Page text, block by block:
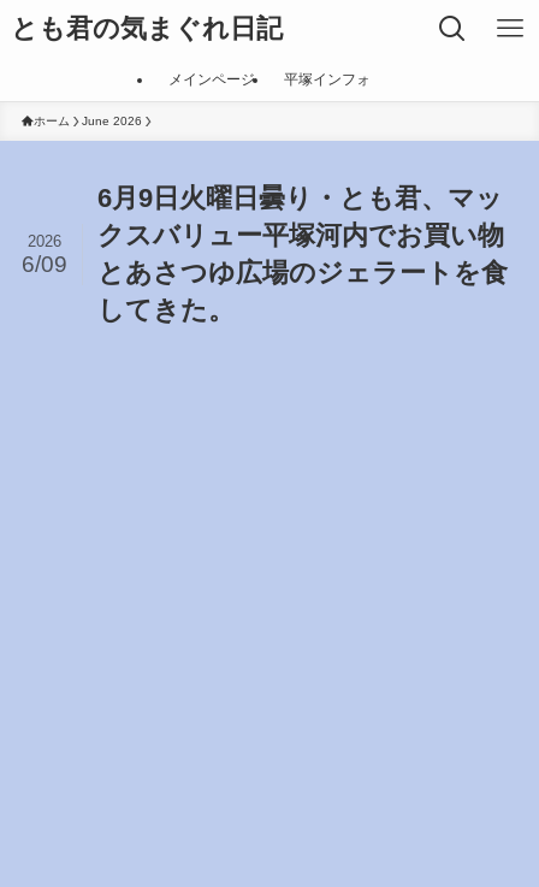
とも君の気まぐれ日記
メインページ 平塚インフォ
ホーム June 2026
6月9日火曜日曇り・とも君、マッ
クスバリュー平塚河内でお買い物
とあさつゆ広場のジェラートを食
してきた。
2026
6/09